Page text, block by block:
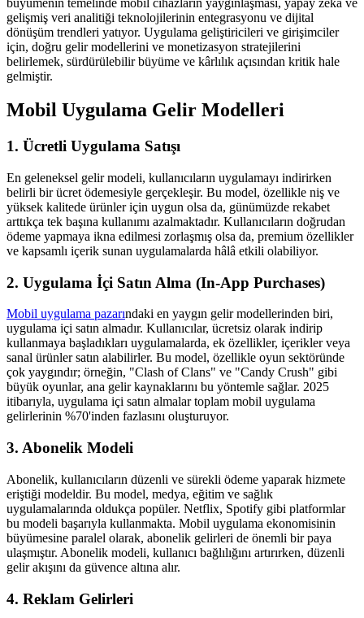
gelişmiş veri analitiği teknolojilerinin entegrasyonu ve dijital
dönüşüm trendleri yatıyor. Uygulama geliştiricileri ve girişimciler
için, doğru gelir modellerini ve monetizasyon stratejilerini
belirlemek, sürdürülebilir büyüme ve kârlılık açısından kritik hale
gelmiştir.
Mobil Uygulama Gelir Modelleri
1. Ücretli Uygulama Satışı
En geleneksel gelir modeli, kullanıcıların uygulamayı indirirken
belirli bir ücret ödemesiyle gerçekleşir. Bu model, özellikle niş ve
yüksek kalitede ürünler için uygun olsa da, günümüzde rekabet
arttıkça tek başına kullanımı azalmaktadır. Kullanıcıların doğrudan
ödeme yapmaya ikna edilmesi zorlaşmış olsa da, premium özellikler
ve kapsamlı içerik sunan uygulamalarda hâlâ etkili olabiliyor.
2. Uygulama İçi Satın Alma (In-App Purchases)
Mobil uygulama pazarındaki en yaygın gelir modellerinden biri,
uygulama içi satın almadır. Kullanıcılar, ücretsiz olarak indirip
kullanmaya başladıkları uygulamalarda, ek özellikler, içerikler veya
sanal ürünler satın alabilirler. Bu model, özellikle oyun sektöründe
çok yaygındır; örneğin, "Clash of Clans" ve "Candy Crush" gibi
büyük oyunlar, ana gelir kaynaklarını bu yöntemle sağlar. 2025
itibarıyla, uygulama içi satın almalar toplam mobil uygulama
gelirlerinin %70'inden fazlasını oluşturuyor.
3. Abonelik Modeli
Abonelik, kullanıcıların düzenli ve sürekli ödeme yaparak hizmete
eriştiği modeldir. Bu model, medya, eğitim ve sağlık
uygulamalarında oldukça popüler. Netflix, Spotify gibi platformlar
bu modeli başarıyla kullanmakta. Mobil uygulama ekonomisinin
büyümesine paralel olarak, abonelik gelirleri de önemli bir paya
ulaşmıştır. Abonelik modeli, kullanıcı bağlılığını artırırken, düzenli
gelir akışını da güvence altına alır.
4. Reklam Gelirleri